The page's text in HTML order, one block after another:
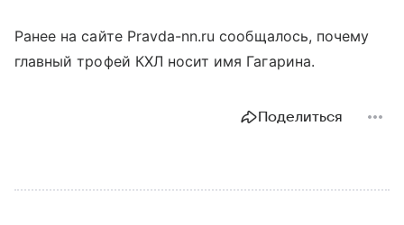
Ранее на сайте Pravda-nn.ru сообщалось, почему
главный трофей КХЛ носит имя Гагарина.
Поделиться